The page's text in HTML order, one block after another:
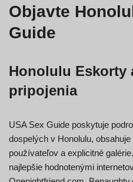
Objavte
Guide
Honolulu Eskorty
pripojenia
USA Sex Guide poskytuje
dospelých v Honolulu,
používateľov a explicitné
najlepšie hodnotenými